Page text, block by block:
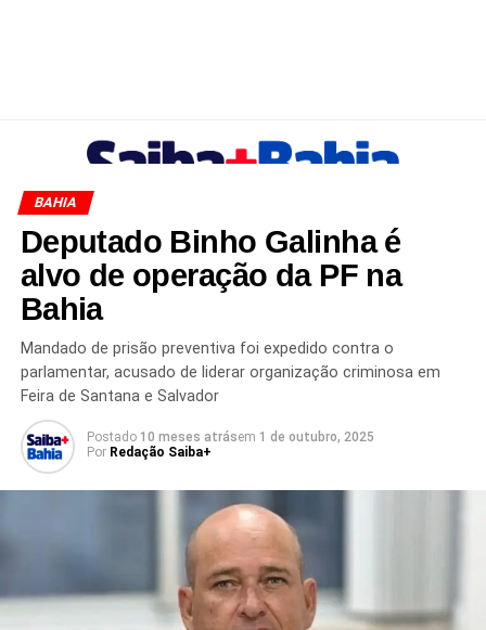
BAHIA
Deputado Binho Galinha é
alvo de operação da PF na
Bahia
Mandado de prisão preventiva foi expedido contra o
parlamentar, acusado de liderar organização criminosa em
Feira de Santana e Salvador
Postado 10 meses atrásem 1 de outubro, 2025
Por Redação Saiba+